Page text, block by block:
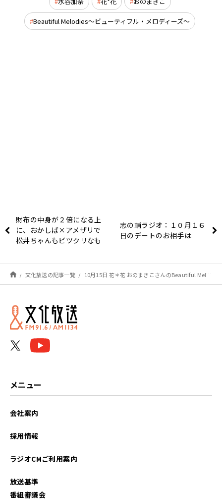
Beautiful Melodies～ビューティフル・メロディーズ～
財布の中身が２倍になる上
に、おかしば×アメザリで
松井ちゃんもビツクリなも
志の輔ラジオ：１０月１６
日のデートのお相手は
文化放送の記事一覧 10月15日 花＊花 おのまきこさんのBeautiful Melodies
メニュー
会社案内
採用情報
ラジオCMご利用案内
放送基準
番組審議会